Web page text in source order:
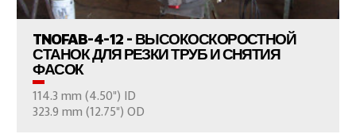
TNOFAB-4-12 - ВЫСОКОСКОРОСТНОЙ
СТАНОК ДЛЯ РЕЗКИ ТРУБ И СНЯТИЯ
ФАСОК
114.3 mm (4.50") ID
323.9 mm (12.75") OD